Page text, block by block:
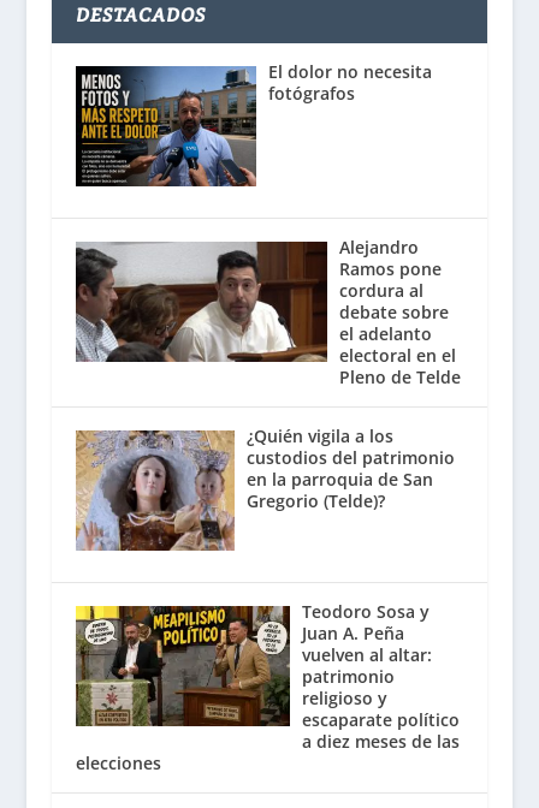
DESTACADOS
El dolor no necesita
fotógrafos
Alejandro
Ramos pone
cordura al
debate sobre
el adelanto
electoral en el
Pleno de Telde
¿Quién vigila a los
custodios del patrimonio
en la parroquia de San
Gregorio (Telde)?
Teodoro Sosa y
Juan A. Peña
vuelven al altar:
patrimonio
religioso y
escaparate político
a diez meses de las
elecciones